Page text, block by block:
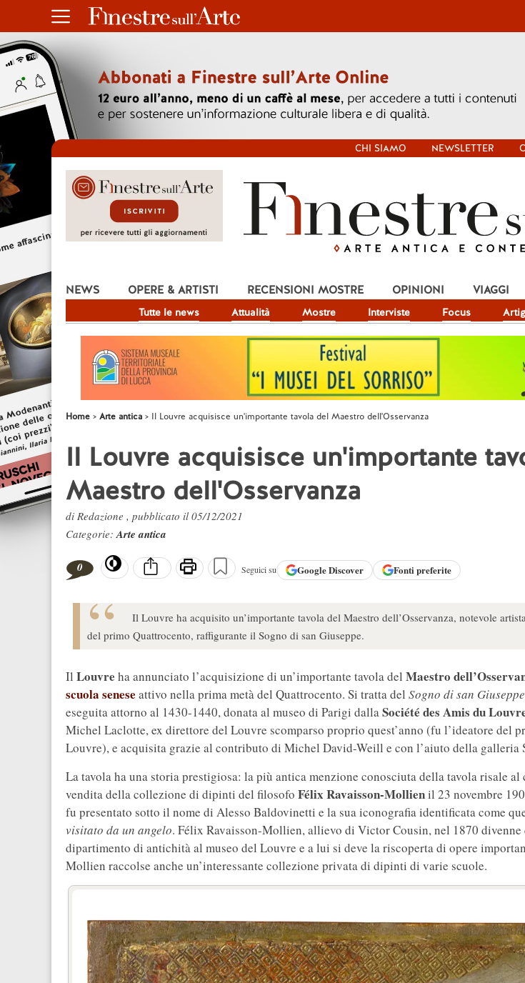
CHI SIAMO NEWSLETTER
NEWS
Tutte le news Attualità Mostre Interviste Focus
OPERE & ARTISTI RECENSIONI MOSTRE OPINIONI VIAGGI
Home Arte antica Il Louvre acquisisce un'importante tavola del Maestro dell'Osservanza
Il Louvre acquisisce un'importante
Maestro dell'Osservanza
di Redazione , pubblicato il 05/12/2021
Categorie:Arte antica
0 Seguici su GoogleDiscover Fonti preferite
Il Louvre ha acquisito un’importante tavola del Maestro dell’Osservanza, notevole
del primo Quattrocento, raffigurante il Sogno di san Giuseppe.
Il Louvre ha annunciato l’acquisizione di un’importante tavola del Maestro
scuola senese attivo nella prima metà del Quattrocento. Si tratta del Sogno di san Giuseppe
eseguita attorno al 1430-1440, donata al museo di Parigi dallaSociété des Amis du
Michel Laclotte, ex direttore del Louvre scomparso proprio quest’anno (fu l’ideatore del
Louvre), e acquisita grazie al contributo di Michel David-Weill e con l’aiuto della galleria
La tavola ha una storia prestigiosa: la più antica menzione conosciuta della tavola risale
vendita della collezione di dipinti del filosofo Félix Ravaisson-Mollienil 23 novembre
fu presentato sotto il nome di Alesso Baldovinetti e la sua iconografia identificata come
visitato da un angelo. Félix Ravaisson-Mollien, allievo di Victor Cousin, nel 1870 divenne
dipartimento di antichità al museo del Louvre e a lui si deve la riscoperta di opere
Mollien raccolse anche un’interessante collezione privata di dipinti di varie scuole.